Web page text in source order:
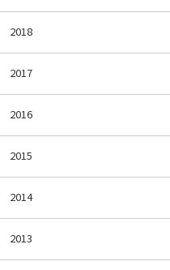
2018
2017
2016
2015
2014
2013